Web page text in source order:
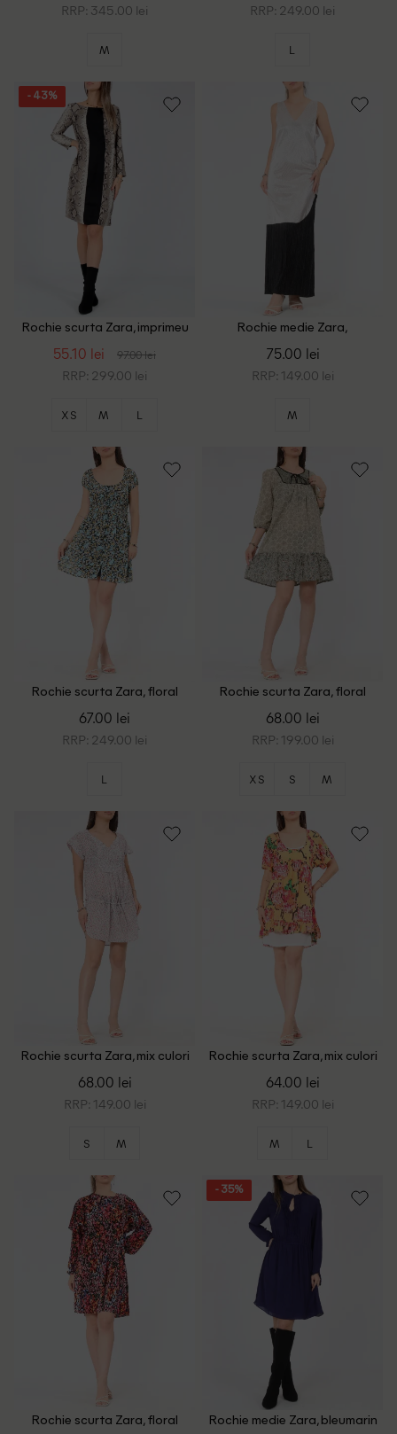
RRP: 345.00 lei
M
RRP: 249.00 lei
L
- 43%
Rochie scurta Zara, imprimeu
55.10 lei 97.00 lei
RRP: 299.00 lei
XS M L
Rochie medie Zara,
75.00 lei
RRP: 149.00 lei
M
Rochie scurta Zara, floral
67.00 lei
RRP: 249.00 lei
L
Rochie scurta Zara, floral
68.00 lei
RRP: 199.00 lei
XS S M
Rochie scurta Zara, mix culori
68.00 lei
RRP: 149.00 lei
S M
Rochie scurta Zara, mix culori
64.00 lei
RRP: 149.00 lei
M L
Rochie scurta Zara, floral
- 35%
Rochie medie Zara, bleumarin